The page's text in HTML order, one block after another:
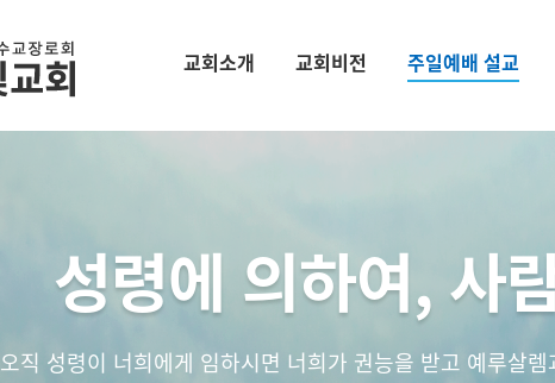
교회소개 교회비전 주일예배 설교
성령에 의하여, 사
오직 성령이 너희에게 임하시면 너희가 권능을 받고 예루살